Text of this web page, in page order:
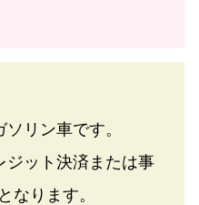
リン車です。
ジット決済または事
なります。